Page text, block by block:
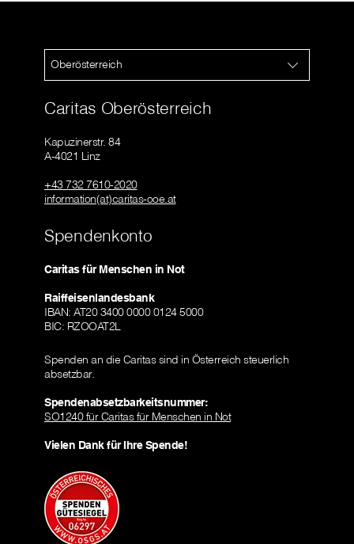
Oberösterreich
Caritas Oberösterreich
Kapuzinerstr. 84
A-4021 Linz
+43 732 7610-2020
information(at)caritas-ooe.at
Spendenkonto
Caritas für Menschen in Not
Raiffeisenlandesbank
IBAN: AT20 3400 0000 0124 5000
BIC: RZOOAT2L
Spenden an die Caritas sind in Österreich steuerlich
absetzbar.
Spendenabsetzbarkeitsnummer:
SO1240 für Caritas für Menschen in Not
Vielen Dank für Ihre Spende!